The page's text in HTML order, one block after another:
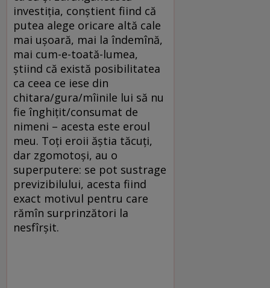
investiţia, conştient fiind că
putea alege oricare altă cale
mai uşoară, mai la îndemînă,
mai cum-e-toată-lumea,
ştiind că există posibilitatea
ca ceea ce iese din
chitara/gura/mîinile lui să nu
fie înghiţit/consumat de
nimeni – acesta este eroul
meu. Toţi eroii ăştia tăcuţi,
dar zgomotoşi, au o
superputere: se pot sustrage
previzibilului, acesta fiind
exact motivul pentru care
rămîn surprinzători la
nesfîrşit.